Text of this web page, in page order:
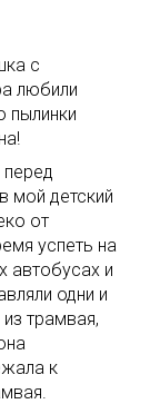
с
любили
пылинки
мой детский
от
успеть на
автобусах и
одни и
трамвая,
к